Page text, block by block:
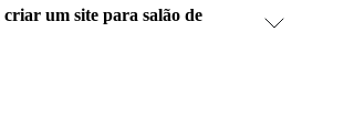
um site para salão de